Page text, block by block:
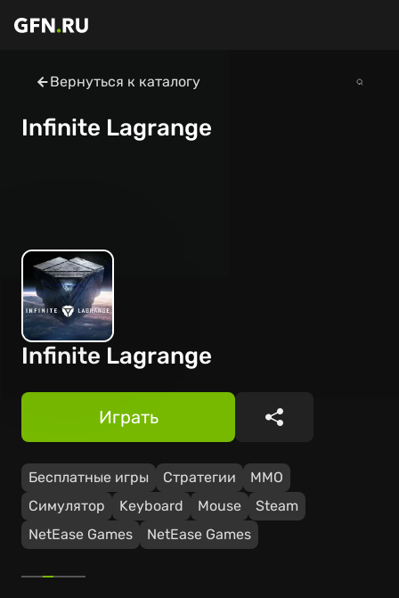
Вернуться к каталогу
Infinite Lagrange
Infinite Lagrange
Бесплатные игры Стратегии
ММО
Симулятор
Keyboard Mouse
Steam
NetEase Games
NetEase Games
Играть Поделиться